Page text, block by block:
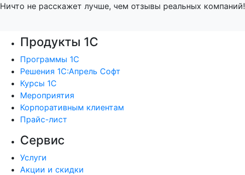
Ничто не расскажет лучше, чем отзывы реальных компаний!
Продукты 1С
Программы 1С
Решения 1С:Апрель Софт
Курсы 1С
Мероприятия
Корпоративным клиентам
Прайс-лист
Сервис
Услуги
Акции и скидки